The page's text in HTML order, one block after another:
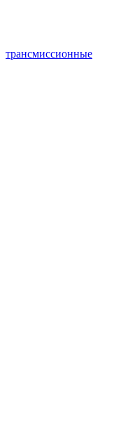
трансмиссионные